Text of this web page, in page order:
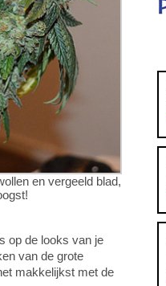
en vergeeld blad,
op de looks van je
van de grote
makkelijkst met de